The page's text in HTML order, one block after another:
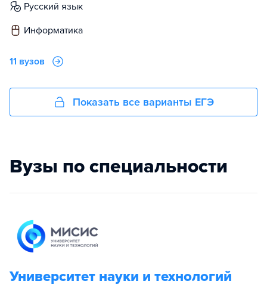
русский язык
информатика
11 вузов
Показать все варианты ЕГЭ
Вузы по специальности
Университет науки и технологий